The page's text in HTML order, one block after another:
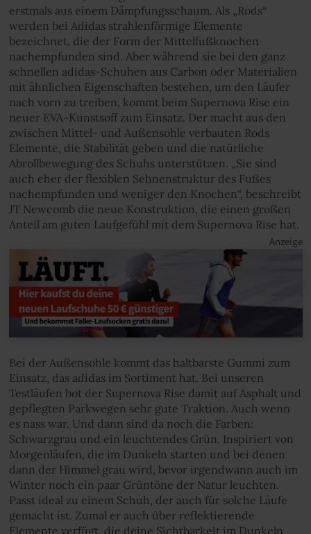
erstmals aus einem Dämpfungsschaum. Als „Rods“
werden bei Adidas strahlenförmige Elemente
bezeichnet, die der Form der Mittelfußknochen
nachempfunden sind. Aber während sie bei den ganz
schnellen adidas-Schuhen aus Carbon oder Materialien
mit ähnlichen Eigenschaften bestehen, um den Läufer
nach vorn zu treiben, kommt beim Supernova Rise ein
neuer EVA-Kunstsoff zum Einsatz. Der macht aus den
zwischen Mittel- und Außensohle verbauten Rods
Elemente, die Stabilität geben und die natürliche
Abrollbewegung des Schuhs unterstützen. „Sie sind
auch eher der flexiblen Sehnenstruktur des Fußes
nachempfunden und weniger den Knochen“, beschreibt
JT Newcomb die neue Konstruktion, die einen großen
Anteil am guten Laufgefühl mit dem Supernova Rise hat.
Bei der Außensohle kommt das haltbarste Gummi zum
Einsatz, das adidas im Sortiment hat. Bei unseren
Testläufen bot der Supernova Rise damit auf Asphalt und
gepflegten Parkwegen sehr gute Traktion. Auch wenn
es nass war. Und dann sind da noch die Farben:
Schwarzgrau und ein leuchtendes Grün. Inspiriert von
Morgenläufen, die im Dunkeln starten und bei denen
dann der Himmel grau wird, bevor irgendwann auch im
Winter noch ein paar Grüntöne der Natur leuchten.
Passt ideal zu einem Schuh, der auch für solche Läufe
gemacht ist. Zumal er auch über reflektierende
Elemente verfügt, die deine Sichtbarkeit im Dunkeln